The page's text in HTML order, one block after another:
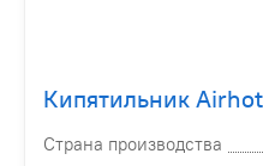
Кипятильник
Страна производства